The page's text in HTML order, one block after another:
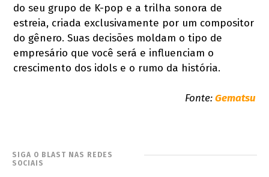
do seu grupo de K-pop e a trilha sonora de
estreia, criada exclusivamente por um compositor
do gênero. Suas decisões moldam o tipo de
empresário que você será e influenciam o
crescimento dos idols e o rumo da história.
Fonte:Gematsu
SIGA O BLAST NAS REDES
SOCIAIS